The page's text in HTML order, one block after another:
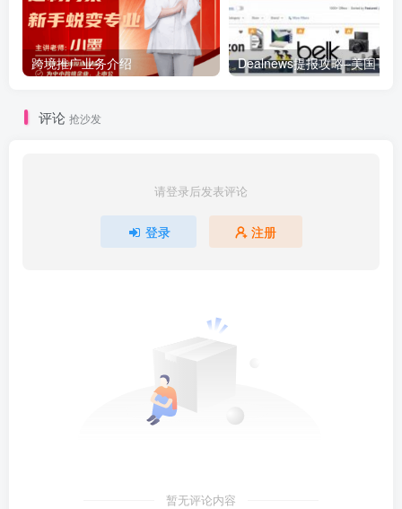
跨境推广业务介绍
评论 抢沙发
请登录后发表评论
登录 注册
暂无评论内容